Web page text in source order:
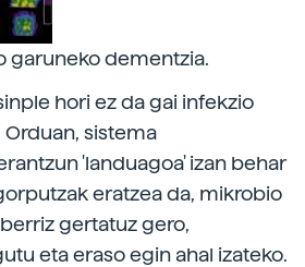
garuneko dementzia.
hori ez da gai infekzio
sistema
'landuagoa' izan behar
eratzea da, mikrobio
gertatuz gero,
eta eraso egin ahal izateko.